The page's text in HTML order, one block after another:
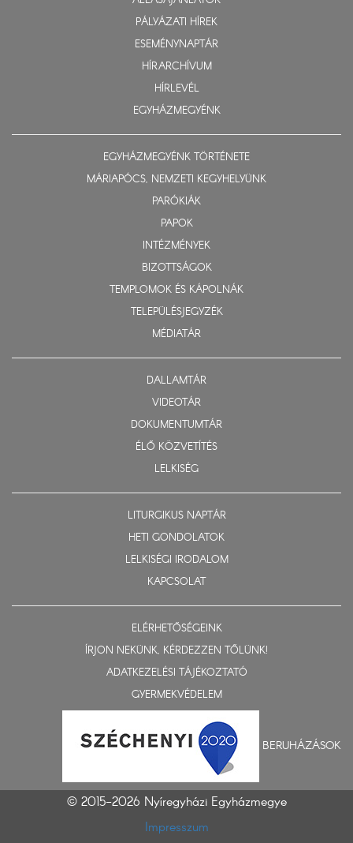
PÁLYÁZATI HÍREK
ESEMÉNYNAPTÁR
HÍRARCHÍVUM
HÍRLEVÉL
EGYHÁZMEGYÉNK
EGYHÁZMEGYÉNK TÖRTÉNETE
MÁRIAPÓCS, NEMZETI KEGYHELYÜNK
PARÓKIÁK
PAPOK
INTÉZMÉNYEK
BIZOTTSÁGOK
TEMPLOMOK ÉS KÁPOLNÁK
TELEPÜLÉSJEGYZÉK
MÉDIATÁR
DALLAMTÁR
VIDEOTÁR
DOKUMENTUMTÁR
ÉLŐ KÖZVETÍTÉS
LELKISÉG
LITURGIKUS NAPTÁR
HETI GONDOLATOK
LELKISÉGI IRODALOM
KAPCSOLAT
ELÉRHETŐSÉGEINK
ÍRJON NEKÜNK, KÉRDEZZEN TŐLÜNK!
ADATKEZELÉSI TÁJÉKOZTATÓ
GYERMEKVÉDELEM
BERUHÁZÁSOK
© 2015-2026 Nyíregyházi Egyházmegye
Impresszum